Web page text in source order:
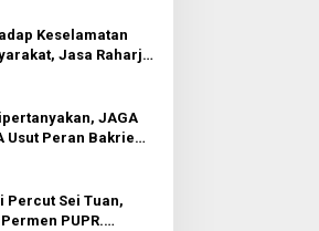
Keselamatan
Jasa Raharja
Ajang Transportasi
JAGA
Usut Peran Bakrie
Percut Sei Tuan,
PUPR.